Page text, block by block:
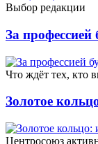
Выбор редакции
За
Что ждёт тех, кто
Золотое
Центросоюз